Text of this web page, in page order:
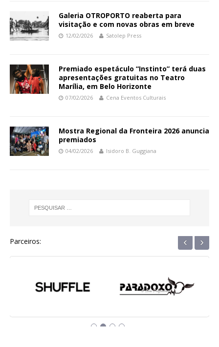
Galeria OTROPORTO reaberta para
visitação e com novas obras em breve
12/02/2026 Satolep Press
Premiado espetáculo “Instinto” terá duas
apresentações gratuitas no Teatro
Marília, em Belo Horizonte
07/02/2026 Cena Eventos Culturais
Mostra Regional da Fronteira 2026 anuncia
premiados
04/02/2026 Isidoro B. Guggiana
Parceiros: ‹ ›